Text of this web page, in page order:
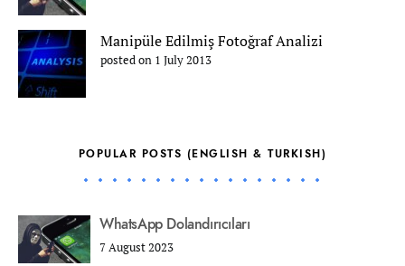
Manipüle Edilmiş Fotoğraf Analizi
posted on 1 July 2013
POPULAR POSTS (ENGLISH & TURKISH)
WhatsApp Dolandırıcıları
7 August 2023